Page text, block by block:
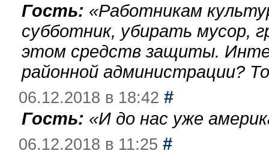
Гость: «Работникам
субботник, убирать мусор,
этом средств защиты.
районной администрации?
06.12.2018 в 18:42 #
Гость: «И до нас уже
06.12.2018 в 11:25 #